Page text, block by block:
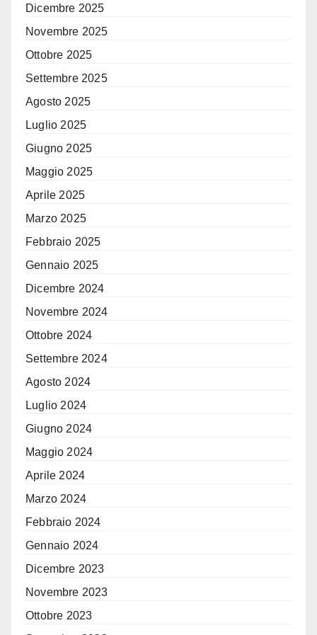
Dicembre 2025
Novembre 2025
Ottobre 2025
Settembre 2025
Agosto 2025
Luglio 2025
Giugno 2025
Maggio 2025
Aprile 2025
Marzo 2025
Febbraio 2025
Gennaio 2025
Dicembre 2024
Novembre 2024
Ottobre 2024
Settembre 2024
Agosto 2024
Luglio 2024
Giugno 2024
Maggio 2024
Aprile 2024
Marzo 2024
Febbraio 2024
Gennaio 2024
Dicembre 2023
Novembre 2023
Ottobre 2023